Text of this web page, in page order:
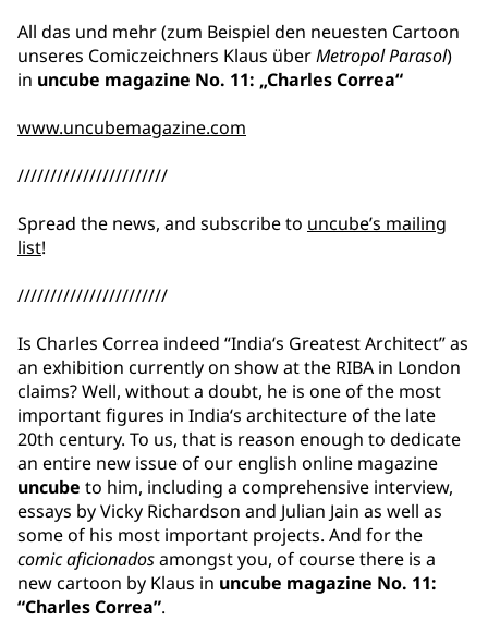
All das und mehr (zum Beispiel den neuesten Cartoon
unseres Comiczeichners Klaus überMetropol Parasol)
in uncube magazine No. 11: „Charles Correa“
www.uncubemagazine.com
///////////////////////
Spread the news, and subscribe to uncube’s mailing
list!
///////////////////////
Is Charles Correa indeed “India‘s Greatest Architect” as
an exhibition currently on show at the RIBA in London
claims? Well, without a doubt, he is one of the most
important figures in India‘s architecture of the late
20th century. To us, that is reason enough to dedicate
an entire new issue of our english online magazine
uncube to him, including a comprehensive interview,
essays by Vicky Richardson and Julian Jain as well as
some of his most important projects. And for the
comic aficionadosamongst you, of course there is a
new cartoon by Klaus in uncube magazine No. 11:
“Charles Correa”.